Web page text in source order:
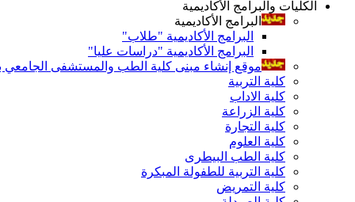
الكليات والبرامج الأكاديمية
البرامج الأكاديمية
البرامج الأكاديمية "طلاب"
البرامج الأكاديمية "دراسات عليا"
موقع إنشاء مبنى كلية الطب والمستشفى الجامعي
كلية التربية
كلية الاداب
كلية الزراعة
كلية التجارة
كلية العلوم
كلية الطب البيطرى
كلية التربية للطفولة المبكرة
كلية التمريض